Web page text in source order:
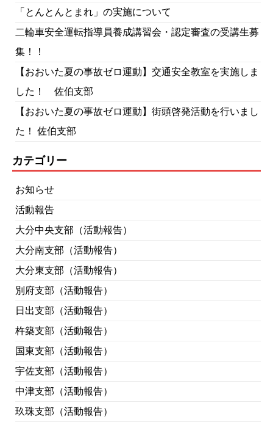
「とんとんとまれ」の実施について
二輪車安全運転指導員養成講習会・認定審査の受講生募
集！！
【おおいた夏の事故ゼロ運動】交通安全教室を実施しま
した！ 佐伯支部
【おおいた夏の事故ゼロ運動】街頭啓発活動を行いまし
た！ 佐伯支部
カテゴリー
お知らせ
活動報告
大分中央支部（活動報告）
大分南支部（活動報告）
大分東支部（活動報告）
別府支部（活動報告）
日出支部（活動報告）
杵築支部（活動報告）
国東支部（活動報告）
宇佐支部（活動報告）
中津支部（活動報告）
玖珠支部（活動報告）